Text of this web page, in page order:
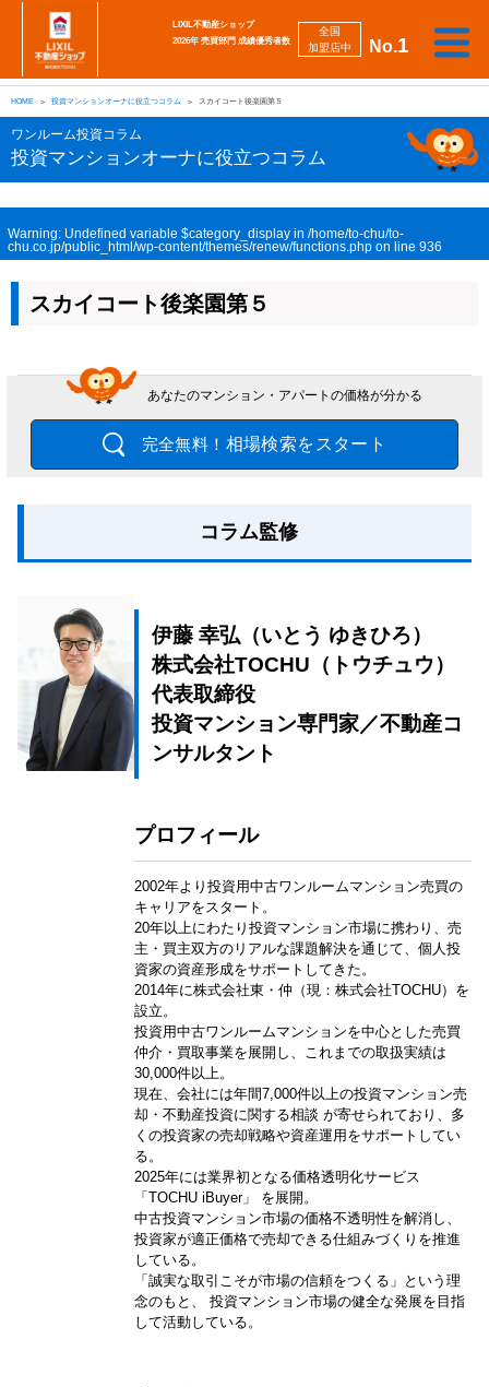
No.1
全国
加盟店中
LIXIL不動産ショップ
2026年 売買部門 成績優秀者数
売
り
た
い
買
い
た
い
相
談
し
た
い
勉
強
し
た
い
強
み
会
社
案
採
用
情
査定
HOME 投資マンションオーナに役立つコラム スカイコート後楽園第５
ワンルーム投資コラム
投資マンションオーナに役立つコラム
Warning: Undefined variable $category_display in /home/to-chu/to-
chu.co.jp/public_html/wp-content/themes/renew/functions.php on line 936
スカイコート後楽園第５
あなたのマンション・アパートの価格が分かる
完全無料！ 相場検索をスタート
コラム監修
伊藤 幸弘（いとう ゆきひろ）
株式会社TOCHU（トウチュウ）
代表取締役
投資マンション専門家／不動産コ
ンサルタント
プロフィール
2002年より投資用中古ワンルームマンション売買の
キャリアをスタート。
20年以上にわたり投資マンション市場に携わり、売
主・買主双方のリアルな課題解決を通じて、個人投
資家の資産形成をサポートしてきた。
2014年に株式会社東・仲（現：株式会社TOCHU）を
設立。
投資用中古ワンルームマンションを中心とした売買
仲介・買取事業を展開し、これまでの取扱実績は
30,000件以上。
現在、会社には年間7,000件以上の投資マンション売
却・不動産投資に関する相談 が寄せられており、多
くの投資家の売却戦略や資産運用をサポートしてい
る。
2025年には業界初となる価格透明化サービス
「TOCHU iBuyer」 を展開。
中古投資マンション市場の価格不透明性を解消し、
投資家が適正価格で売却できる仕組みづくりを推進
している。
「誠実な取引こそが市場の信頼をつくる」という理
念のもと、 投資マンション市場の健全な発展を目指
して活動している。